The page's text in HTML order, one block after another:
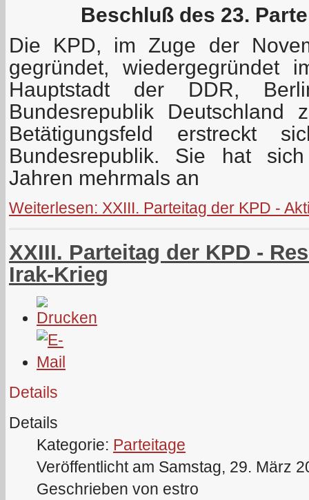
Beschluß des 23.
Die KPD, im Zuge der
gegründet, wiedergegründet
Hauptstadt der DDR,
Bundesrepublik Deutschland
Betätigungsfeld erstreckt
Bundesrepublik. Sie hat
Jahren mehrmals an
Weiterlesen: XXIII. Parteitag der KPD -
XXIII. Parteitag der KPD -
Irak-Krieg
Details
Details
Kategorie: Parteitage
Veröffentlicht am Samstag, 29. März
Geschrieben von estro